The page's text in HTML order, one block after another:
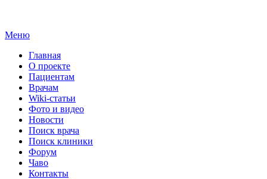
Меню
Главная
О проекте
Пациентам
Врачам
Wiki-статьи
Фото и видео
Новости
Поиск врача
Поиск клиники
Форум
Чаво
Контакты